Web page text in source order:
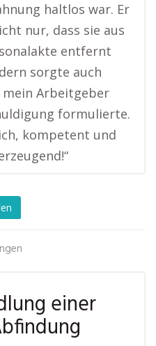
haltlos war. Er
nur, dass sie aus
entfernt
sorgte auch
mein Arbeitgeber
formulierte.
kompetent und
einer